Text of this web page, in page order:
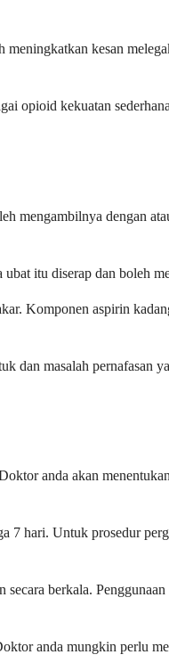
kesan
opioid kekuatan
mengambilnya dengan
itu diserap dan boleh
Komponen aspirin
dan masalah pernafasan
anda akan
7 hari. Untuk prosedur
berkala.
anda mungkin perlu